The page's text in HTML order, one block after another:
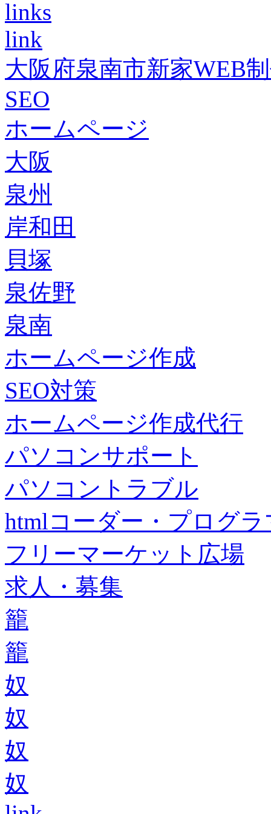
links
link
大阪府泉南市新家WEB
SEO
ホームページ
大阪
泉州
岸和田
貝塚
泉佐野
泉南
ホームページ作成
SEO対策
ホームページ作成代行
パソコンサポート
パソコントラブル
htmlコーダー・プログラ
フリーマーケット広場
求人・募集
籠
籠
奴
奴
奴
奴